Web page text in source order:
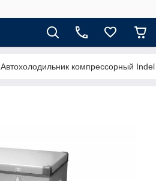
Автохолодильник компрессорный